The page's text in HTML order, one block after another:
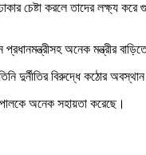
চেষ্টা করলে তাদের
অনেক মন্ত্রীর
দুর্নীতির বিরুদ্ধে কঠোর
অনেক সহায়তা করেছে।